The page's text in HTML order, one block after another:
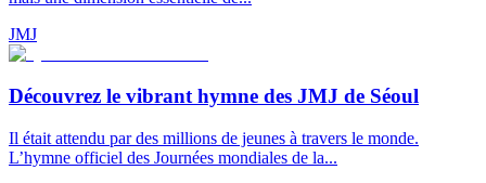
JMJ
Découvrez le vibrant hymne des JMJ de Séoul
Il était attendu par des millions de jeunes à travers le monde.
L’hymne officiel des Journées mondiales de la...